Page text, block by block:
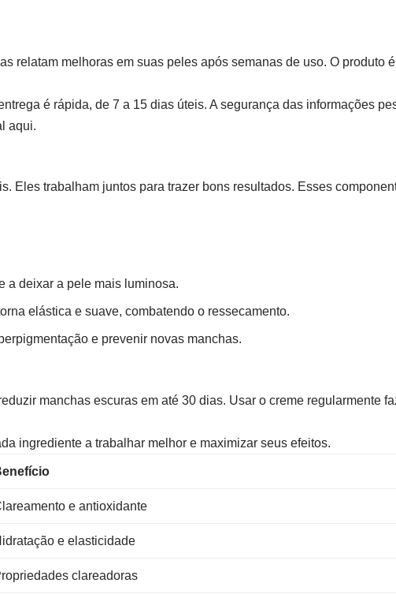
relatam melhoras em suas peles após semanas de uso. O produto
é rápida, de 7 a 15 dias úteis. A segurança das informações
aqui.
Eles trabalham juntos para trazer bons resultados. Esses
a deixar a pele mais luminosa.
elástica e suave, combatendo o ressecamento.
e prevenir novas manchas.
manchas escuras em até 30 dias. Usar o creme regularmente
ingrediente a trabalhar melhor e maximizar seus efeitos.
e antioxidante
e elasticidade
clareadoras